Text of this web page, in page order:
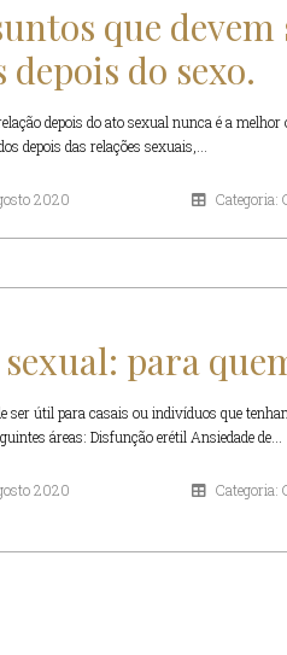
que devem
depois do sexo.
depois do ato sexual nunca é a
depois das relações sexuais,...
2020 Categoria:
para
ser útil para casais ou indivíduos que
áreas: Disfunção erétil Ansiedade de...
2020 Categoria: